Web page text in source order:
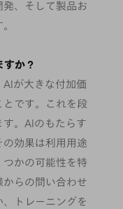
、そして製品お
か？
が大きな付加価
です。これを段
。AIのもたらす
効果は利用用途
かの可能性を特
らの問い合わせ
トレーニングを